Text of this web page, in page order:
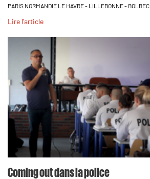
PARIS NORMANDIE LE HAVRE - LILLEBONNE - BOLBEC
Lire l'article
Coming out dans la police